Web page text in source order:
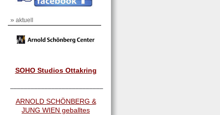
» aktuell
SOHO Studios Ottakring
ARNOLD SCHÖNBERG &
JUNG WIEN geballtes